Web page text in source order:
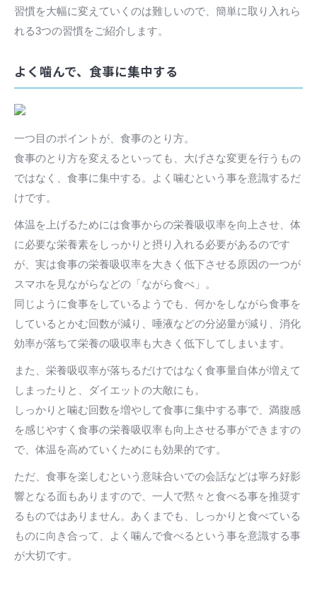
習慣を大幅に変えていくのは難しいので、簡単に取り入れら
れる3つの習慣をご紹介します。
よく噛んで、食事に集中する
一つ目のポイントが、食事のとり方。
食事のとり方を変えるといっても、大げさな変更を行うもの
ではなく、食事に集中する。よく噛むという事を意識するだ
けです。
体温を上げるためには食事からの栄養吸収率を向上させ、体
に必要な栄養素をしっかりと摂り入れる必要があるのです
が、実は食事の栄養吸収率を大きく低下させる原因の一つが
スマホを見ながらなどの「ながら食べ」。
同じように食事をしているようでも、何かをしながら食事を
しているとかむ回数が減り、唾液などの分泌量が減り、消化
効率が落ちて栄養の吸収率も大きく低下してしまいます。
また、栄養吸収率が落ちるだけではなく食事量自体が増えて
しまったりと、ダイエットの大敵にも。
しっかりと噛む回数を増やして食事に集中する事で、満腹感
を感じやすく食事の栄養吸収率も向上させる事ができますの
で、体温を高めていくためにも効果的です。
ただ、食事を楽しむという意味合いでの会話などは寧ろ好影
響となる面もありますので、一人で黙々と食べる事を推奨す
るものではありません。あくまでも、しっかりと食べている
ものに向き合って、よく噛んで食べるという事を意識する事
が大切です。